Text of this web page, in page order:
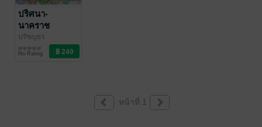
ปริศนา-
นาคราช
(ภาค...ปริศนา
บุคคลจาก
ปรัชญธร
นิยายผจญภัย/บู๊แอก
ชัน
No Rating
หน้าที่ 1